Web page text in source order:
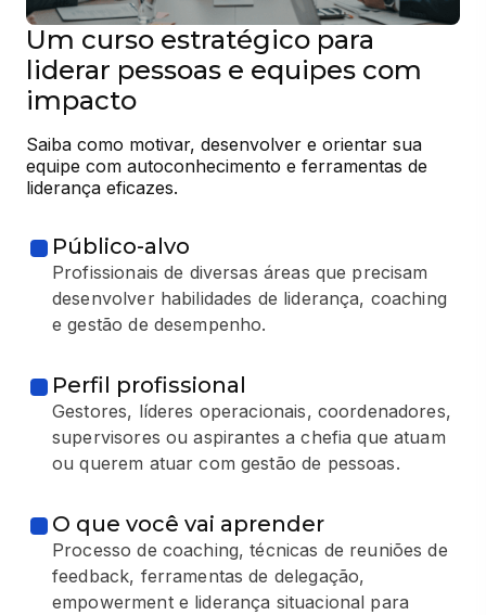
Um curso estratégico para
liderar pessoas e equipes com
impacto
Saiba como motivar, desenvolver e orientar sua
equipe com autoconhecimento e ferramentas de
liderança eficazes.
Público-alvo
Profissionais de diversas áreas que precisam
desenvolver habilidades de liderança, coaching
e gestão de desempenho.
Perfil profissional
Gestores, líderes operacionais, coordenadores,
supervisores ou aspirantes a chefia que atuam
ou querem atuar com gestão de pessoas.
O que você vai aprender
Processo de coaching, técnicas de reuniões de
feedback, ferramentas de delegação,
empowerment e liderança situacional para